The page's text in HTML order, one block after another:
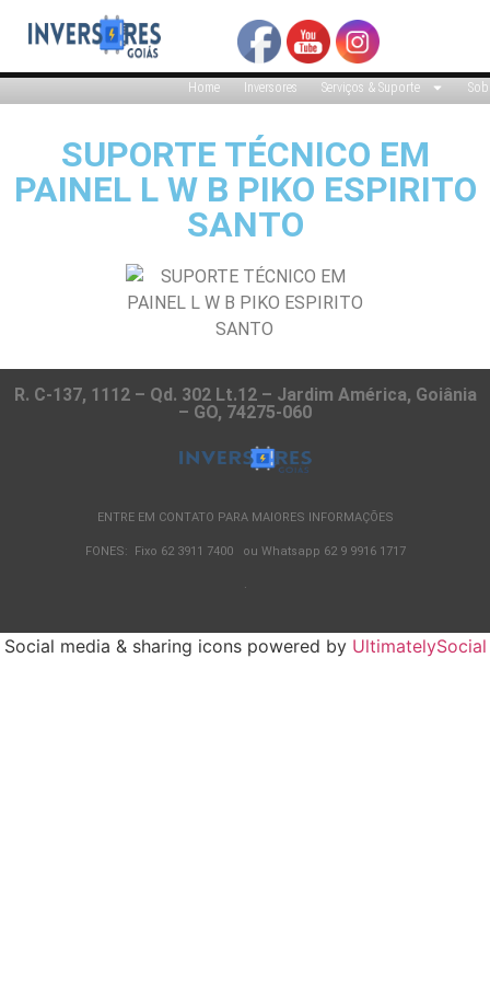
Home Inversores Serviços & Suporte
SUPORTE TÉCNICO EM
PAINEL L W B PIKO ESPIRITO
SANTO
R. C-137, 1112 – Qd. 302 Lt.12 – Jardim América, Goiânia
– GO, 74275-060
ENTRE EM CONTATO PARA MAIORES INFORMAÇÕES
FONES: Fixo 62 3911 7400 ou Whatsapp 62 9 9916 1717
.
Social media & sharing icons powered by UltimatelySocial